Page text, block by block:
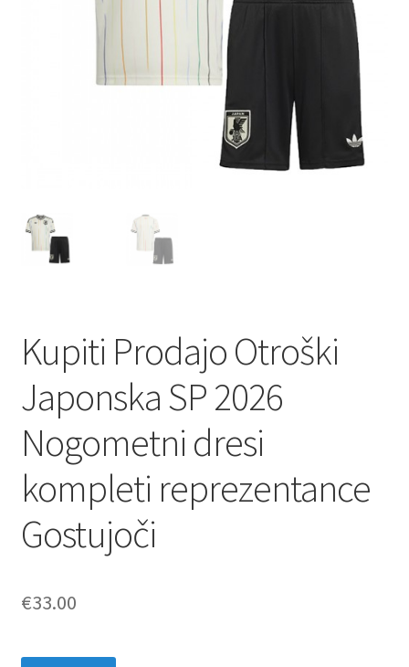
Kupiti Prodajo Otroški
Japonska SP 2026
Nogometni dresi
kompleti reprezentance
Gostujoči
€33.00